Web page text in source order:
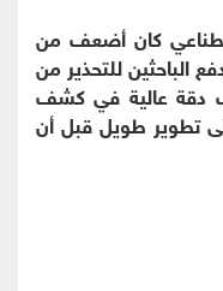
كان أضعف من
الباحثين للتحذير من
دقة عالية في كشف
تطوير طويل قبل أن